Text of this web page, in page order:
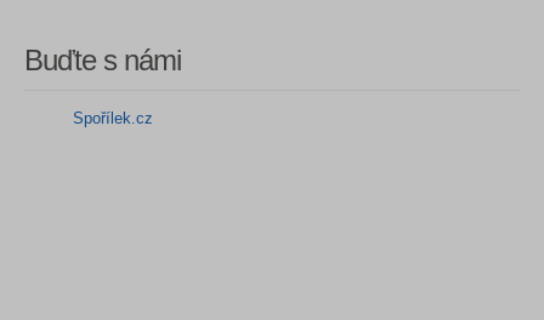
Buďte s námi
Spořílek.cz